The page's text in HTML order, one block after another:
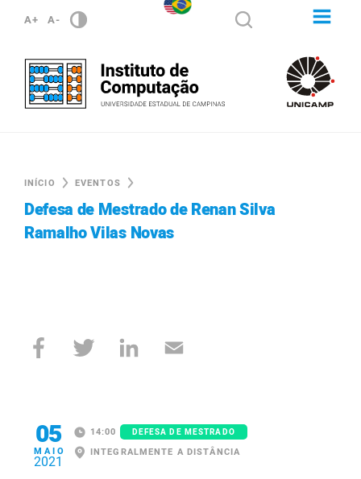
A+ A-
INÍCIO EVENTOS
Defesa de Mestrado de Renan Silva
Ramalho Vilas Novas
05
MAIO
2021
14:00 DEFESA DE MESTRADO
INTEGRALMENTE A DISTÂNCIA